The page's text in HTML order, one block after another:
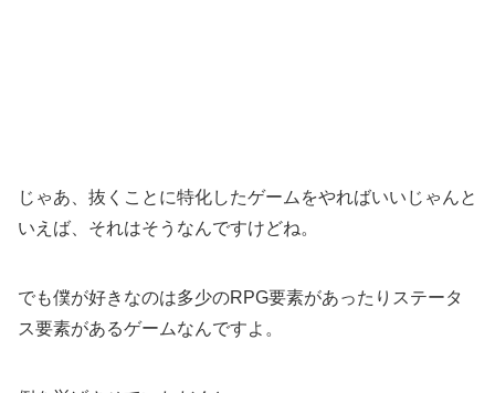
じゃあ、抜くことに特化したゲームをやればいいじゃんと
いえば、それはそうなんですけどね。
でも僕が好きなのは多少のRPG要素があったりステータ
ス要素があるゲームなんですよ。